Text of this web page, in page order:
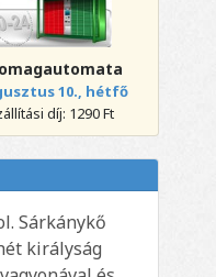
10., hétfő
díj: 1290 Ft
Sárkánykő
királyság